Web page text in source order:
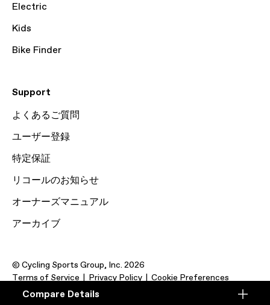
Compare
Compare Details
Electric
Kids
Bike Finder
Support
よくあるご質問
ユーザー登録
特定保証
リコールのお知らせ
オーナーズマニュアル
アーカイブ
© Cycling Sports Group, Inc. 2026
Terms of Service
Privacy Policy Cookie Preferences